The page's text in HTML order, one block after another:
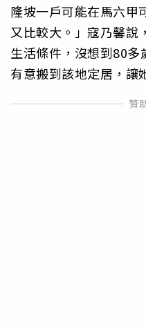
隆坡一戶可能在馬六甲
又比較大。」寇乃馨說
生活條件，沒想到80多
有意搬到該地定居，讓